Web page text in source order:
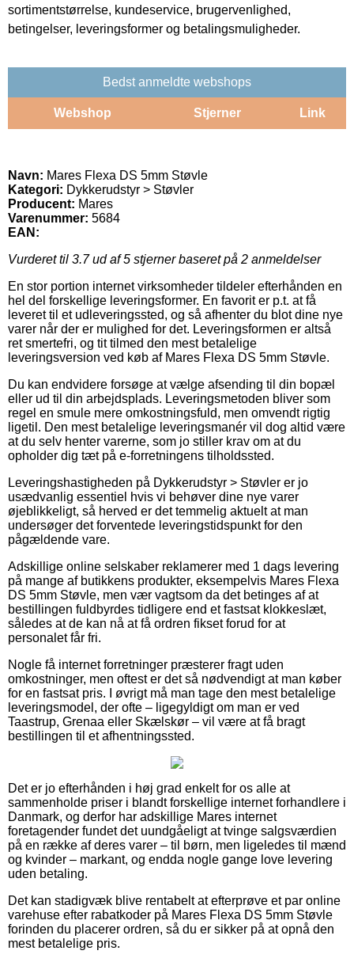
sortimentstørrelse, kundeservice, brugervenlighed,
betingelser, leveringsformer og betalingsmuligheder.
Bedst anmeldte webshops
Webshop Stjerner Link
Navn: Mares Flexa DS 5mm Støvle
Kategori: Dykkerudstyr > Støvler
Producent: Mares
Varenummer: 5684
EAN:
Vurderet til 3.7ud af 5 stjerner baseret på 2 anmeldelser
En stor portion internet virksomheder tildeler efterhånden en
hel del forskellige leveringsformer. En favorit er p.t. at få
leveret til et udleveringssted, og så afhenter du blot dine nye
varer når der er mulighed for det. Leveringsformen er altså
ret smertefri, og tit tilmed den mest betalelige
leveringsversion ved køb af Mares Flexa DS 5mm Støvle.
Du kan endvidere forsøge at vælge afsending til din bopæl
eller ud til din arbejdsplads. Leveringsmetoden bliver som
regel en smule mere omkostningsfuld, men omvendt rigtig
ligetil. Den mest betalelige leveringsmanér vil dog altid være
at du selv henter varerne, som jo stiller krav om at du
opholder dig tæt på e-forretningens tilholdssted.
Leveringshastigheden på Dykkerudstyr > Støvler er jo
usædvanlig essentiel hvis vi behøver dine nye varer
øjeblikkeligt, så herved er det temmelig aktuelt at man
undersøger det forventede leveringstidspunkt for den
pågældende vare.
Adskillige online selskaber reklamerer med 1 dags levering
på mange af butikkens produkter, eksempelvis Mares Flexa
DS 5mm Støvle, men vær vagtsom da det betinges af at
bestillingen fuldbyrdes tidligere end et fastsat klokkeslæt,
således at de kan nå at få ordren fikset forud for at
personalet får fri.
Nogle få internet forretninger præsterer fragt uden
omkostninger, men oftest er det så nødvendigt at man køber
for en fastsat pris. I øvrigt må man tage den mest betalelige
leveringsmodel, der ofte – ligegyldigt om man er ved
Taastrup, Grenaa eller Skælskør – vil være at få bragt
bestillingen til et afhentningssted.
Det er jo efterhånden i høj grad enkelt for os alle at
sammenholde priser i blandt forskellige internet forhandlere i
Danmark, og derfor har adskillige Mares internet
foretagender fundet det uundgåeligt at tvinge salgsværdien
på en række af deres varer – til børn, men ligeledes til mænd
og kvinder – markant, og endda nogle gange love levering
uden betaling.
Det kan stadigvæk blive rentabelt at efterprøve et par online
varehuse efter rabatkoder på Mares Flexa DS 5mm Støvle
forinden du placerer ordren, så du er sikker på at opnå den
mest betalelige pris.